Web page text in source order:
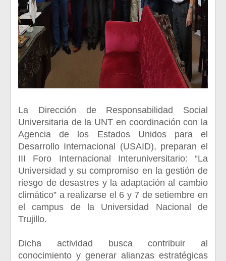
La Dirección de Responsabilidad Social
Universitaria de la UNT en coordinación con la
Agencia de los Estados Unidos para el
Desarrollo Internacional (USAID), preparan el
III Foro Internacional Interuniversitario: “La
Universidad y su compromiso en la gestión de
riesgo de desastres y la adaptación al cambio
climático” a realizarse el 6 y 7 de setiembre en
el campus de la Universidad Nacional de
Trujillo.
Dicha actividad busca contribuir al
conocimiento y generar alianzas estratégicas